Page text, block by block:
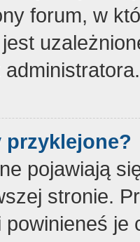
forum, w
jest
przyklejone?
pojawiają
stronie.
je